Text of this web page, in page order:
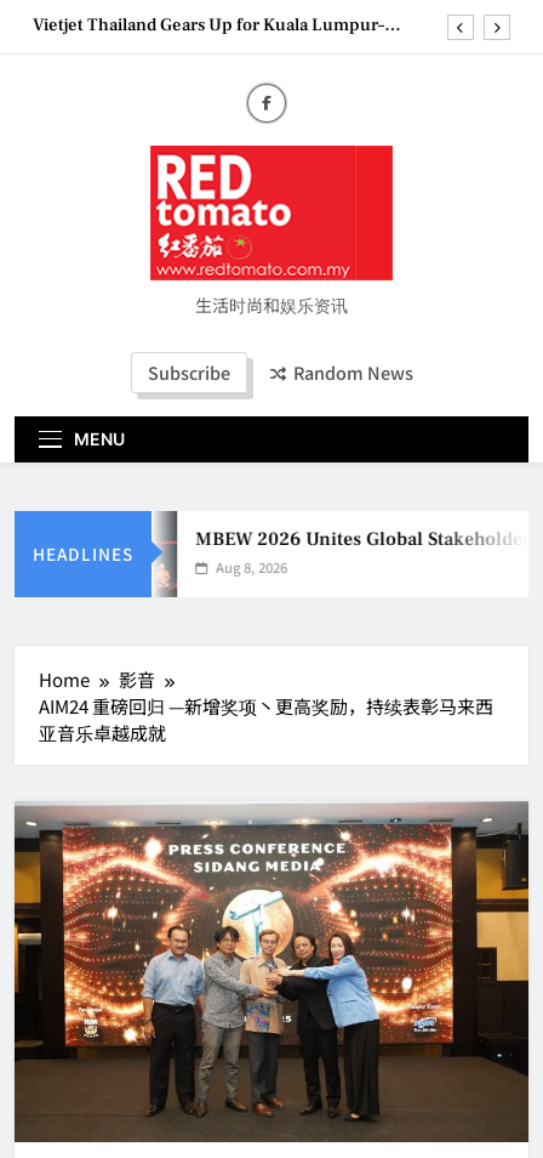
SkipEpson reinvents affordable printing with next-
MBEW 2026 Unites Global Stakeholders to Shape
the Future of Business Events
Vietjet Thailand Gears Up for Kuala Lumpur–
Bangkok Service Launch on9 October
Epson reinvents affordable printing with next-
generation EcoTank Series
Couture Fashion Week Malaysia 2026– Press
生活时尚和娱乐资讯
Subscribe Random News
MENU
HEADLINES
MBEW 2026 Unites Global Stakeholders
Aug 8, 2026
Home
影音
AIM24 重磅回归 —新增奖项丶更高奖励，持续表彰马来西
亚音乐卓越成就